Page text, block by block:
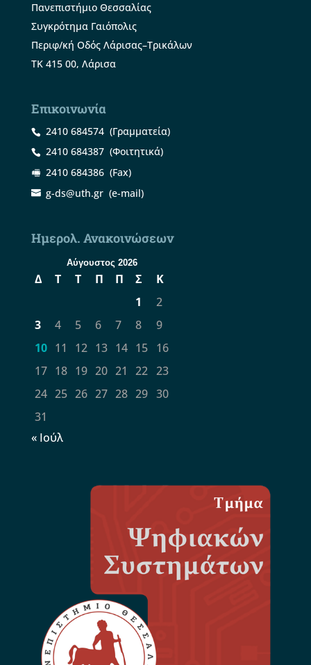
Πανεπιστήμιο Θεσσαλίας
Συγκρότημα Γαιόπολις
Περιφ/κή Οδός Λάρισας–Τρικάλων
ΤΚ 415 00, Λάρισα
Επικοινωνία
2410 684574(Γραμματεία)
2410 684387(Φοιτητικά)
2410 684386(Fax)
g-ds@uth.gr(e-mail)
Ημερολ. Ανακοινώσεων
Αύγουστος 2026
Δ Τ Τ Π Π Σ
Κ
1
2
3
4 5 6 7 8
9
10 11 12 13 14 15
16
17 18 19 20 21 22 23
24 25 26 27 28 29 30
31
« Ιούλ